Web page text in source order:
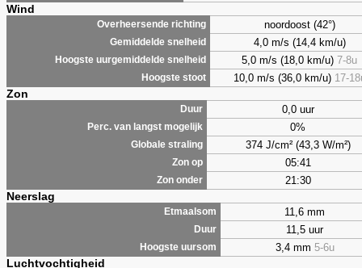
Wind
Overheersende richting noordoost (42°)
Gemiddelde snelheid 4,0 m/s (14,4 km/u)
Hoogste uurgemiddelde snelheid 5,0 m/s (18,0 km/u) 7-8u
Hoogste stoot 10,0 m/s (36,0 km/u) 17-
Zon
Duur 0,0 uur
Perc. van langst mogelijk 0%
Globale straling 374 J/cm² (43,3 W/m²)
Zon op 05:41
Zon onder 21:30
Neerslag
Etmaalsom 11,6 mm
Duur 11,5 uur
Hoogste uursom 3,4 mm 5-6u
Luchtvochtigheid